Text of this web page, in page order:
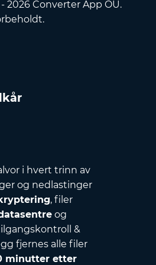
2026 Converter App OÜ.
i hvert trinn av
og nedlastinger
, filer
og
&
fjernes alle filer
minutter etter